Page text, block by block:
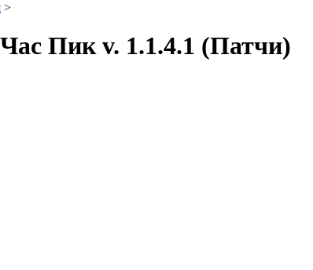
>
Пик v. 1.1.4.1 (Патчи)